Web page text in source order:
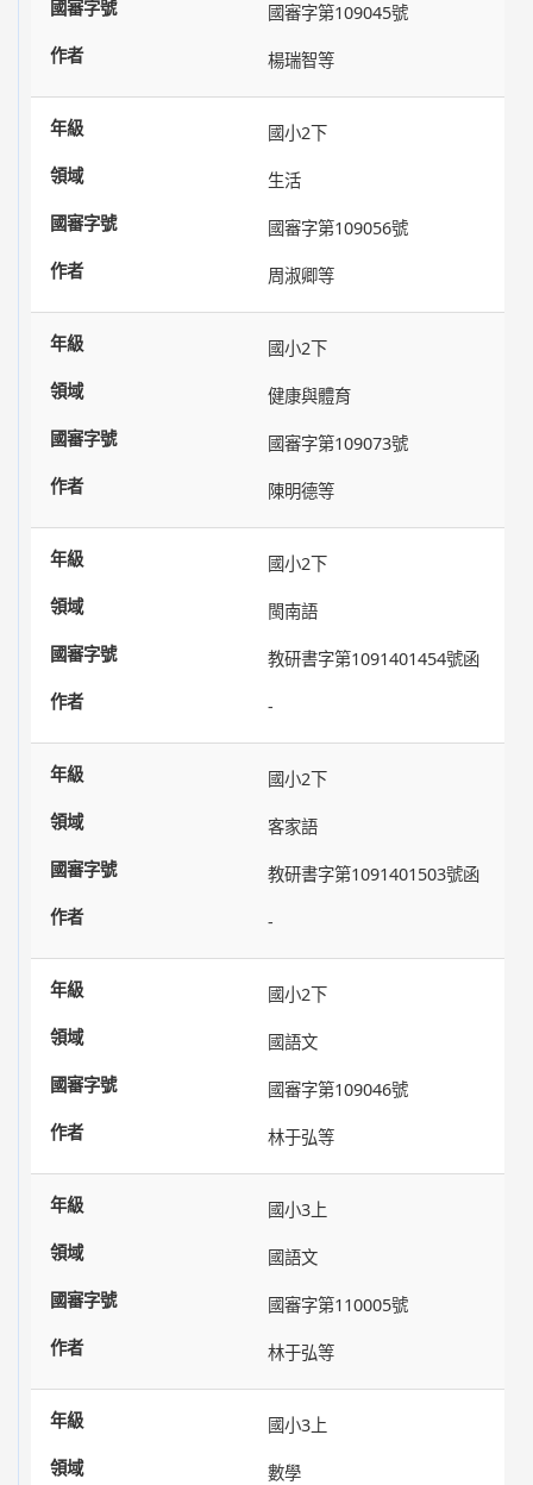
國審字第109045號
楊瑞智等
國小2下
生活
國審字第109056號
周淑卿等
國小2下
健康與體育
國審字第109073號
陳明德等
國小2下
閩南語
教研書字第1091401454號函
-
國小2下
客家語
教研書字第1091401503號函
-
國小2下
國語文
國審字第109046號
林于弘等
國小3上
國語文
國審字第110005號
林于弘等
國小3上
數學